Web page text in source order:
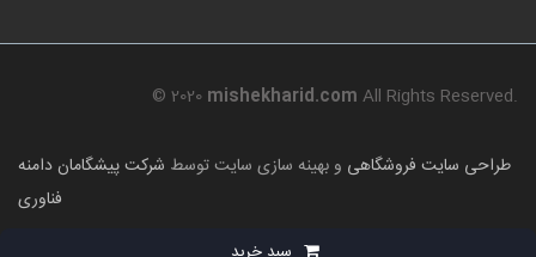
© 2020 mishekharid.com All Rights Reserved.
طراحی سایت فروشگاهی و بهینه سازی سایت توسط شرکت پیشگامان دامنه
فناوری